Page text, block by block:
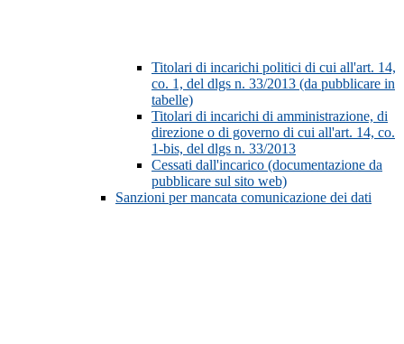
Titolari di incarichi politici di cui all'art. 14,
co. 1, del dlgs n. 33/2013 (da pubblicare in
tabelle)
Titolari di incarichi di amministrazione, di
direzione o di governo di cui all'art. 14, co.
1-bis, del dlgs n. 33/2013
Cessati dall'incarico (documentazione da
pubblicare sul sito web)
Sanzioni per mancata comunicazione dei dati